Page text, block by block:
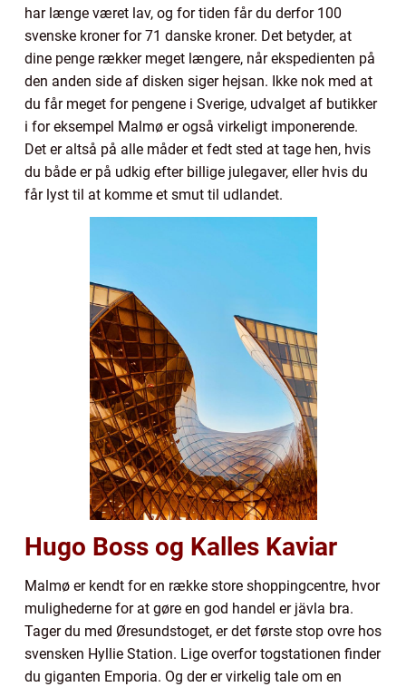
har længe været lav, og for tiden får du derfor 100
svenske kroner for 71 danske kroner. Det betyder, at
dine penge rækker meget længere, når ekspedienten på
den anden side af disken siger hejsan. Ikke nok med at
du får meget for pengene i Sverige, udvalget af butikker
i for eksempel Malmø er også virkeligt imponerende.
Det er altså på alle måder et fedt sted at tage hen, hvis
du både er på udkig efter billige julegaver, eller hvis du
får lyst til at komme et smut til udlandet.
Hugo Boss og Kalles Kaviar
Malmø er kendt for en række store shoppingcentre, hvor
mulighederne for at gøre en god handel er jävla bra.
Tager du med Øresundstoget, er det første stop ovre hos
svensken Hyllie Station. Lige overfor togstationen finder
du giganten Emporia. Og der er virkelig tale om en